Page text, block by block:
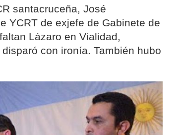
santacruceña, José
YCRT de exjefe de Gabinete de
Lázaro en Vialidad,
con ironía. También hubo